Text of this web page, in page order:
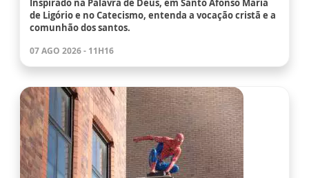
Inspirado na Palavra de Deus, em Santo Afonso Maria
de Ligório e no Catecismo, entenda a vocação cristã e a
comunhão dos santos.
07 AGO 2026 - 11H16